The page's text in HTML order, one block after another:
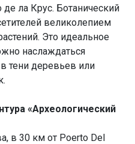
ла Крус. Ботанический
великолепием
Это идеальное
наслаждаться
тени деревьев или
«Археологический
в 30 км от Poerto Del